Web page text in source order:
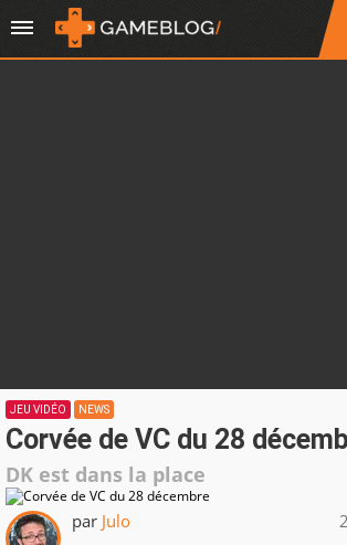
JEU VIDÉO NEWS
Corvée de VC du 28
DK est dans la place
par Julo